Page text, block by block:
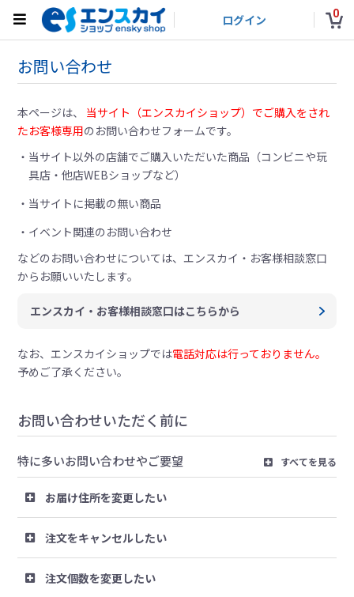
ログイン 0
お問い合わせ
本ページは、 当サイト（エンスカイショップ）でご購入をされ
たお客様専用のお問い合わせフォームです。
当サイト以外の店舗でご購入いただいた商品（コンビニや玩
具店・他店WEBショップなど）
当サイトに掲載の無い商品
イベント関連のお問い合わせ
などのお問い合わせについては、エンスカイ・お客様相談窓口
からお願いいたします。
エンスカイ・お客様相談窓口はこちらから
なお、エンスカイショップでは電話対応は行っておりません。
予めご了承ください。
お問い合わせいただく前に
特に多いお問い合わせやご要望 すべてを見る
お届け住所を変更したい
注文をキャンセルしたい
注文個数を変更したい